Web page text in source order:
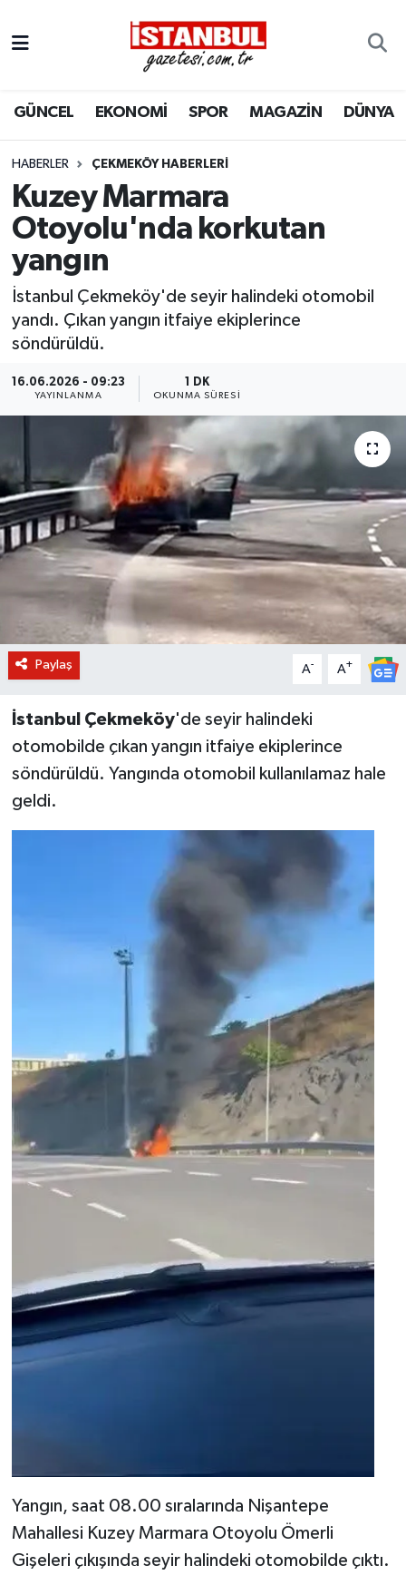
GÜNCEL EKONOMİ SPOR MAGAZİN DÜNYA
HABERLER ÇEKMEKÖY HABERLERI
Kuzey Marmara
Otoyolu'nda korkutan
yangın
İstanbul Çekmeköy'de seyir halindeki otomobil
yandı. Çıkan yangın itfaiye ekiplerince
söndürüldü.
16.06.2026 - 09:23
YAYINLANMA
1 DK
OKUNMA SÜRESI
Paylaş A- A+
İstanbul Çekmeköy'de seyir halindeki
otomobilde çıkan yangın itfaiye ekiplerince
söndürüldü. Yangında otomobil kullanılamaz hale
geldi.
Yangın, saat 08.00 sıralarında Nişantepe
Mahallesi Kuzey Marmara Otoyolu Ömerli
Gişeleri çıkışında seyir halindeki otomobilde çıktı.
EKONOMİ
İSTANBUL
DÜNYA
SPOR
MAGAZİN
KÜLTÜR SANAT
SAĞLIK
BİLİM VE TEKNOLOJİ
OTOMOBİL
KURUMSAL
Nöbetçi Eczaneler
Hava Durumu
Trafik Durumu
Süper Lig Puan Durumu ve Fikstür
Tüm Manşetler
Son Dakika Haberleri
Haber Arşivi